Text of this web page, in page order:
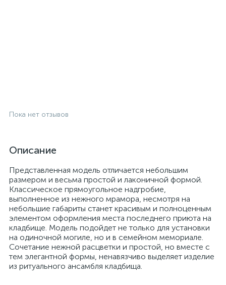
Пока нет отзывов
Описание
Представленная модель отличается небольшим
размером и весьма простой и лаконичной формой.
Классическое прямоугольное надгробие,
выполненное из нежного мрамора, несмотря на
небольшие габариты станет красивым и полноценным
элементом оформления места последнего приюта на
кладбище. Модель подойдет не только для установки
на одиночной могиле, но и в семейном мемориале.
Сочетание нежной расцветки и простой, но вместе с
тем элегантной формы, ненавязчиво выделяет изделие
из ритуального ансамбля кладбища.